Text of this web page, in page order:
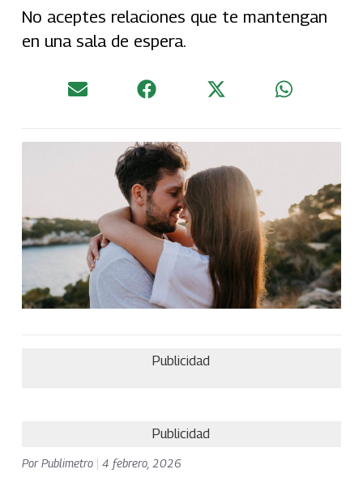
No aceptes relaciones que te mantengan
en una sala de espera.
Publicidad
Publicidad
PorPublimetro 4 febrero, 2026